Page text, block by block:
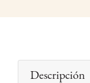
Descripción